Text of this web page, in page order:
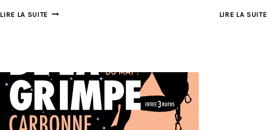
LIRE LA SUITE NUIT
RÈGLES
POUR
LES
GRIMPEURS
LIRE LA SUITE